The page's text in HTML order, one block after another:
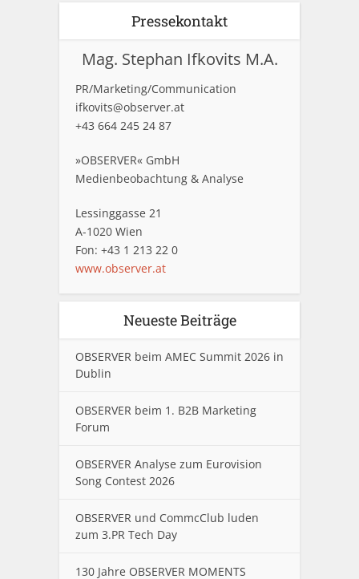
Pressekontakt
Mag. Stephan Ifkovits M.A.
PR/Marketing/Communication
ifkovits@observer.at
+43 664 245 24 87
»OBSERVER« GmbH
Medienbeobachtung & Analyse
Lessinggasse 21
A-1020 Wien
Fon: +43 1 213 22 0
www.observer.at
Neueste Beiträge
OBSERVER beim AMEC Summit 2026 in
Dublin
OBSERVER beim 1. B2B Marketing
Forum
OBSERVER Analyse zum Eurovision
Song Contest 2026
OBSERVER und CommcClub luden
zum 3.PR Tech Day
130 Jahre OBSERVER MOMENTS